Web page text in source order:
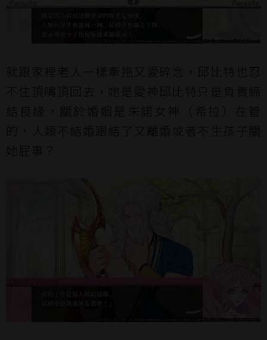
就跟家裡老人一樣牽拖又愛碎念，邱比特也忍
不住頂嘴頂回去，她是愛神邱比特只是負責締
結良緣，關於婚姻是朱諾女神（希拉）在管
的，人類不結婚跟結了又離婚或者不生孩子關
她屁事？